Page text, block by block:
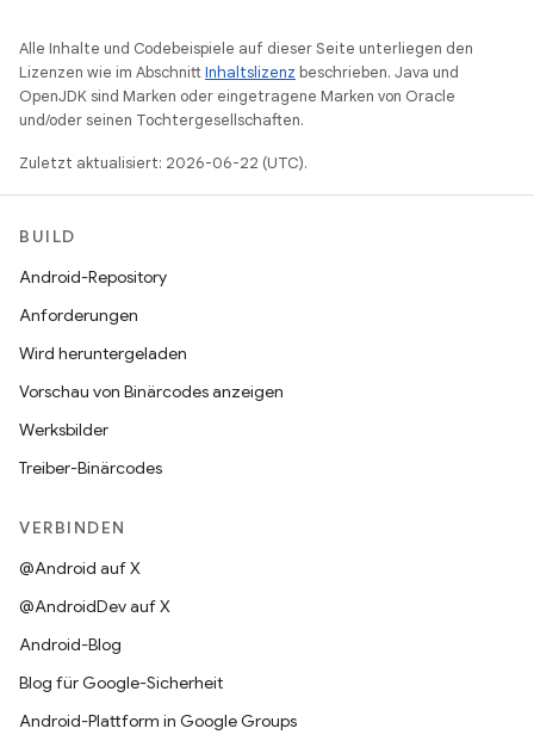
Alle Inhalte und Codebeispiele auf dieser Seite unterliegen den
Lizenzen wie im AbschnittInhaltslizenz beschrieben. Java und
OpenJDK sind Marken oder eingetragene Marken von Oracle
und/oder seinen Tochtergesellschaften.
Zuletzt aktualisiert: 2026-06-22 (UTC).
BUILD
Android-Repository
Anforderungen
Wird heruntergeladen
Vorschau von Binärcodes anzeigen
Werksbilder
Treiber-Binärcodes
VERBINDEN
@Android auf X
@AndroidDev auf X
Android-Blog
Blog für Google-Sicherheit
Android-Plattform in Google Groups